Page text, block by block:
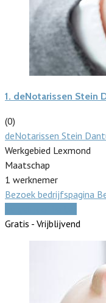
1. deNotarissen Stein
(0)
deNotarissen Stein
Werkgebied Lexmond
Maatschap
1 werknemer
Bezoek bedrijfspagina
Gratis - Vrijblijvend